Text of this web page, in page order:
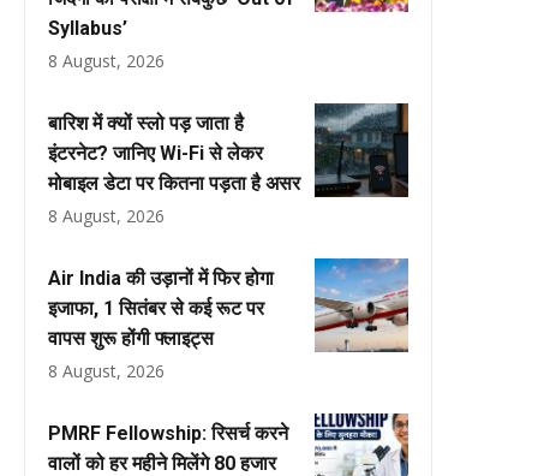
Syllabus’
8 August, 2026
बारिश में क्यों स्लो पड़ जाता है
इंटरनेट? जानिए Wi-Fi से लेकर
मोबाइल डेटा पर कितना पड़ता है असर
8 August, 2026
Air India की उड़ानों में फिर होगा
इजाफा, 1 सितंबर से कई रूट पर
वापस शुरू होंगी फ्लाइट्स
8 August, 2026
PMRF Fellowship: रिसर्च करने
वालों को हर महीने मिलेंगे ₹80 हजार